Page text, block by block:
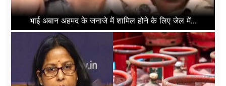
भाई अबान अहमद के जनाजे में शामिल होने के लिए जेल में...